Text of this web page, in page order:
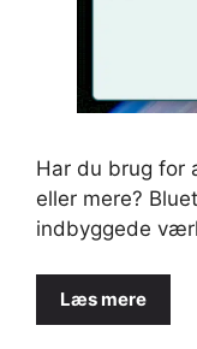
Har du brug for
eller mere?
indbyggede
Læs mere